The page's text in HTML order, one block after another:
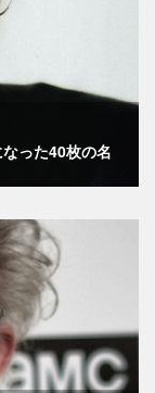
った40枚の名